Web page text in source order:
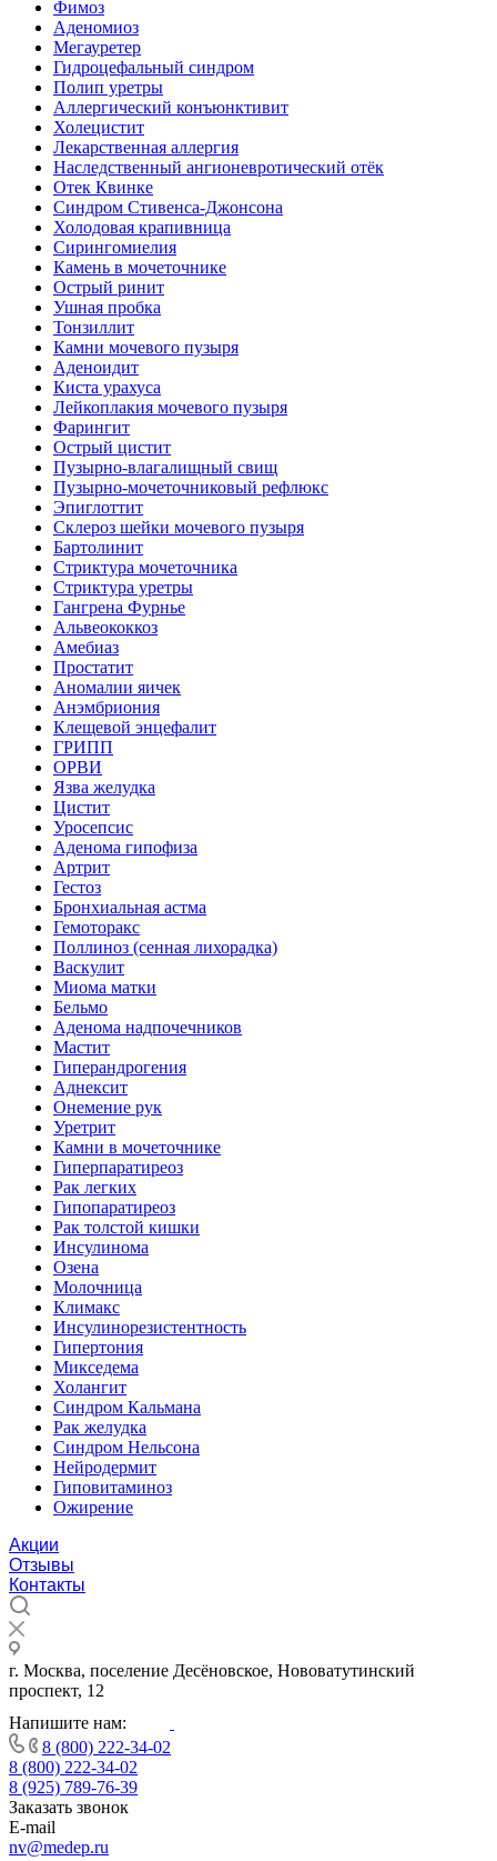
Фимоз
Аденомиоз
Мегауретер
Гидроцефальный синдром
Полип уретры
Аллергический конъюнктивит
Холецистит
Лекарственная аллергия
Наследственный ангионевротический отёк
Отек Квинке
Синдром Стивенса-Джонсона
Холодовая крапивница
Сирингомиелия
Камень в мочеточнике
Острый ринит
Ушная пробка
Тонзиллит
Камни мочевого пузыря
Аденоидит
Киста урахуса
Лейкоплакия мочевого пузыря
Фарингит
Острый цистит
Пузырно-влагалищный свищ
Пузырно-мочеточниковый рефлюкс
Эпиглоттит
Склероз шейки мочевого пузыря
Бартолинит
Стриктура мочеточника
Стриктура уретры
Гангрена Фурнье
Альвеококкоз
Амебиаз
Простатит
Аномалии яичек
Анэмбриония
Клещевой энцефалит
ГРИПП
ОРВИ
Язва желудка
Цистит
Уросепсис
Аденома гипофиза
Артрит
Гестоз
Бронхиальная астма
Гемоторакс
Поллиноз (сенная лихорадка)
Васкулит
Миома матки
Бельмо
Аденома надпочечников
Мастит
Гиперандрогения
Аднексит
Онемение рук
Уретрит
Камни в мочеточнике
Гиперпаратиреоз
Рак легких
Гипопаратиреоз
Рак толстой кишки
Инсулинома
Озена
Молочница
Климакс
Инсулинорезистентность
Гипертония
Микседема
Холангит
Синдром Кальмана
Рак желудка
Синдром Нельсона
Нейродермит
Гиповитаминоз
Ожирение
Акции
Отзывы
Контакты
г. Москва, поселение Десёновское, Нововатутинский
проспект, 12
Напишите нам:
8 (800) 222-34-02
8 (800) 222-34-02
8 (925) 789-76-39
Заказать звонок
E-mail
nv@medep.ru